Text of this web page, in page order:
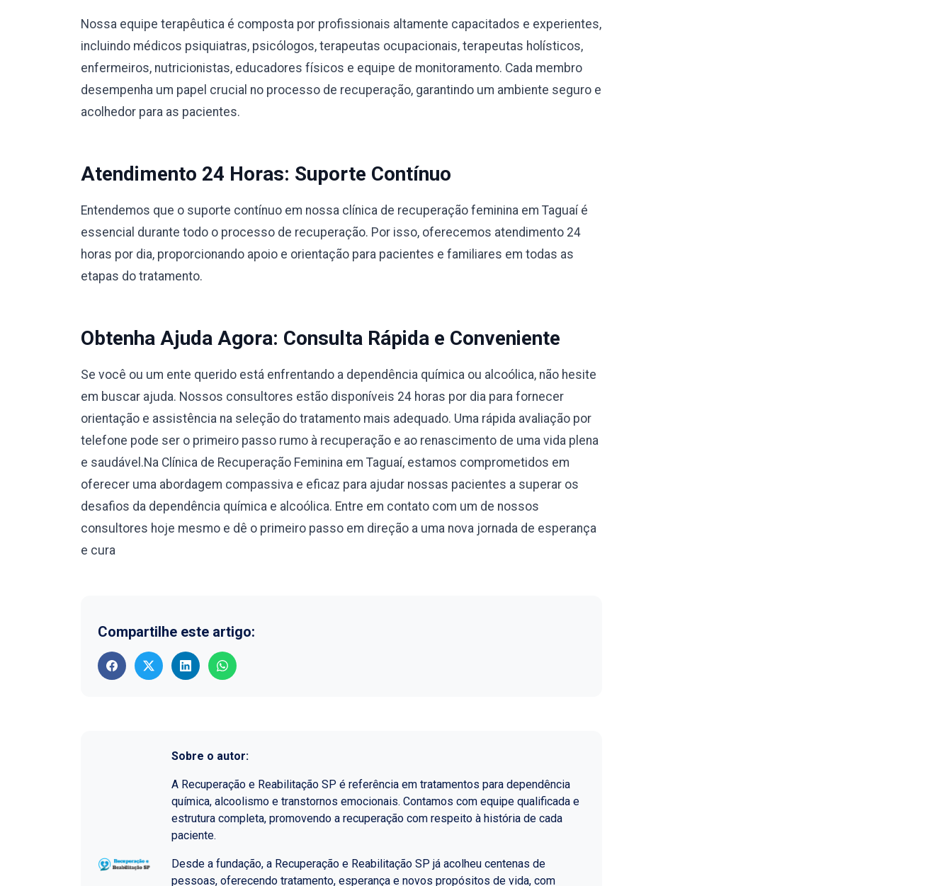
Nossa equipe terapêutica é composta por profissionais altamente capacitados e experientes,
incluindo médicos psiquiatras, psicólogos, terapeutas ocupacionais, terapeutas holísticos,
enfermeiros, nutricionistas, educadores físicos e equipe de monitoramento. Cada membro
desempenha um papel crucial no processo de recuperação, garantindo um ambiente seguro e
acolhedor para as pacientes.
Atendimento 24 Horas: Suporte Contínuo
Entendemos que o suporte contínuo em nossa clínica de recuperação feminina em Taguaí é
essencial durante todo o processo de recuperação. Por isso, oferecemos atendimento 24
horas por dia, proporcionando apoio e orientação para pacientes e familiares em todas as
etapas do tratamento.
Obtenha Ajuda Agora: Consulta Rápida e Conveniente
Se você ou um ente querido está enfrentando a dependência química ou alcoólica, não hesite
em buscar ajuda. Nossos consultores estão disponíveis 24 horas por dia para fornecer
orientação e assistência na seleção do tratamento mais adequado. Uma rápida avaliação por
telefone pode ser o primeiro passo rumo à recuperação e ao renascimento de uma vida plena
e saudável.Na Clínica de Recuperação Feminina em Taguaí, estamos comprometidos em
oferecer uma abordagem compassiva e eficaz para ajudar nossas pacientes a superar os
desafios da dependência química e alcoólica. Entre em contato com um de nossos
consultores hoje mesmo e dê o primeiro passo em direção a uma nova jornada de esperança
e cura
Compartilhe este artigo:
Sobre o autor:
A Recuperação e Reabilitação SP é referência em tratamentos para dependência
química, alcoolismo e transtornos emocionais. Contamos com equipe qualificada e
estrutura completa, promovendo a recuperação com respeito à história de cada
paciente.
Desde a fundação, a Recuperação e Reabilitação SP já acolheu centenas de
pessoas, oferecendo tratamento, esperança e novos propósitos de vida, com